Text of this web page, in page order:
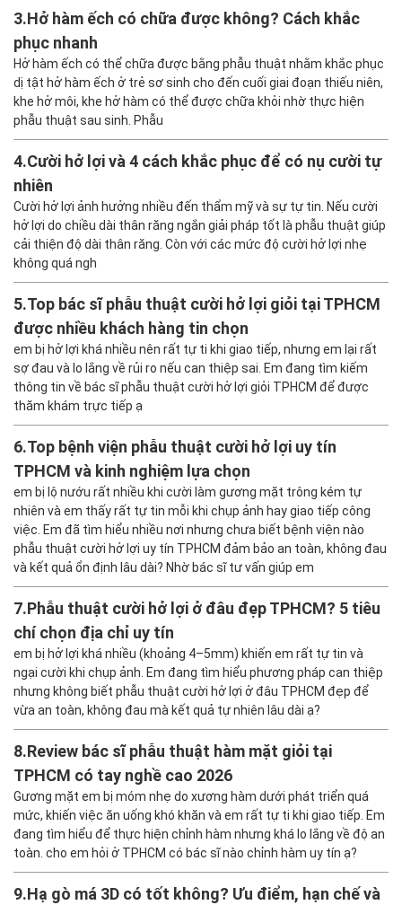
3.Hở hàm ếch có chữa được không? Cách khắc
phục nhanh
Hở hàm ếch có thể chữa được bằng phẫu thuật nhằm khắc phục
dị tật hở hàm ếch ở trẻ sơ sinh cho đến cuối giai đoạn thiếu niên,
khe hở môi, khe hở hàm có thể được chữa khỏi nhờ thực hiện
phẫu thuật sau sinh. Phẫu
4.Cười hở lợi và 4 cách khắc phục để có nụ cười tự
nhiên
Cười hở lợi ảnh hưởng nhiều đến thẩm mỹ và sự tự tin. Nếu cười
hở lợi do chiều dài thân răng ngắn giải pháp tốt là phẫu thuật giúp
cải thiện độ dài thân răng. Còn với các mức độ cười hở lợi nhẹ
không quá ngh
5.Top bác sĩ phẫu thuật cười hở lợi giỏi tại TPHCM
được nhiều khách hàng tin chọn
em bị hở lợi khá nhiều nên rất tự ti khi giao tiếp, nhưng em lại rất
sợ đau và lo lắng về rủi ro nếu can thiệp sai. Em đang tìm kiếm
thông tin về bác sĩ phẫu thuật cười hở lợi giỏi TPHCM để được
thăm khám trực tiếp ạ
6.Top bệnh viện phẫu thuật cười hở lợi uy tín
TPHCM và kinh nghiệm lựa chọn
em bị lộ nướu rất nhiều khi cười làm gương mặt trông kém tự
nhiên và em thấy rất tự tin mỗi khi chụp ảnh hay giao tiếp công
việc. Em đã tìm hiểu nhiều nơi nhưng chưa biết bệnh viện nào
phẫu thuật cười hở lợi uy tín TPHCM đảm bảo an toàn, không đau
và kết quả ổn định lâu dài? Nhờ bác sĩ tư vấn giúp em
7.Phẫu thuật cười hở lợi ở đâu đẹp TPHCM? 5 tiêu
chí chọn địa chỉ uy tín
em bị hở lợi khá nhiều (khoảng 4–5mm) khiến em rất tự tin và
ngại cười khi chụp ảnh. Em đang tìm hiểu phương pháp can thiệp
nhưng không biết phẫu thuật cười hở lợi ở đâu TPHCM đẹp để
vừa an toàn, không đau mà kết quả tự nhiên lâu dài ạ?
8.Review bác sĩ phẫu thuật hàm mặt giỏi tại
TPHCM có tay nghề cao 2026
Gương mặt em bị móm nhẹ do xương hàm dưới phát triển quá
mức, khiến việc ăn uống khó khăn và em rất tự ti khi giao tiếp. Em
đang tìm hiểu để thực hiện chỉnh hàm nhưng khá lo lắng về độ an
toàn. cho em hỏi ở TPHCM có bác sĩ nào chỉnh hàm uy tín ạ?
9.Hạ gò má 3D có tốt không? Ưu điểm, hạn chế và